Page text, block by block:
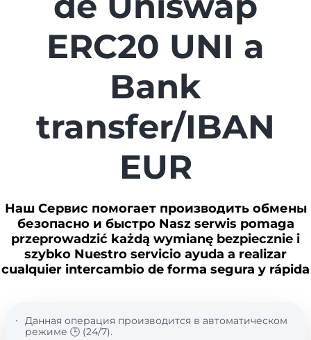
ERC20 UNI a
Bank
transfer/IBAN
EUR
Наш Сервис помогает производить обмены
безопасно и быстро Nasz serwis pomaga
przeprowadzić każdą wymianę bezpiecznie i
szybko Nuestro servicio ayuda a realizar
cualquier intercambio de forma segura y rápida
Данная операция производится в автоматическом
режиме 🕒 (24/7).